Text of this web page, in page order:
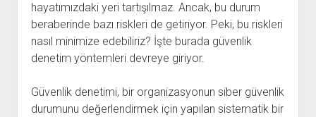
hayatımızdaki yeri tartışılmaz. Ancak, bu durum
beraberinde bazı riskleri de getiriyor. Peki, bu riskleri
nasıl minimize edebiliriz? İşte burada güvenlik
denetim yöntemleri devreye giriyor.
Güvenlik denetimi, bir organizasyonun siber güvenlik
durumunu değerlendirmek için yapılan sistematik bir